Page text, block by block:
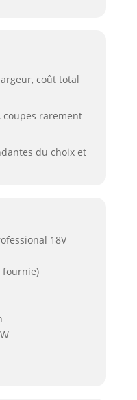
coût total
rarement
du choix et
18V
fournie)